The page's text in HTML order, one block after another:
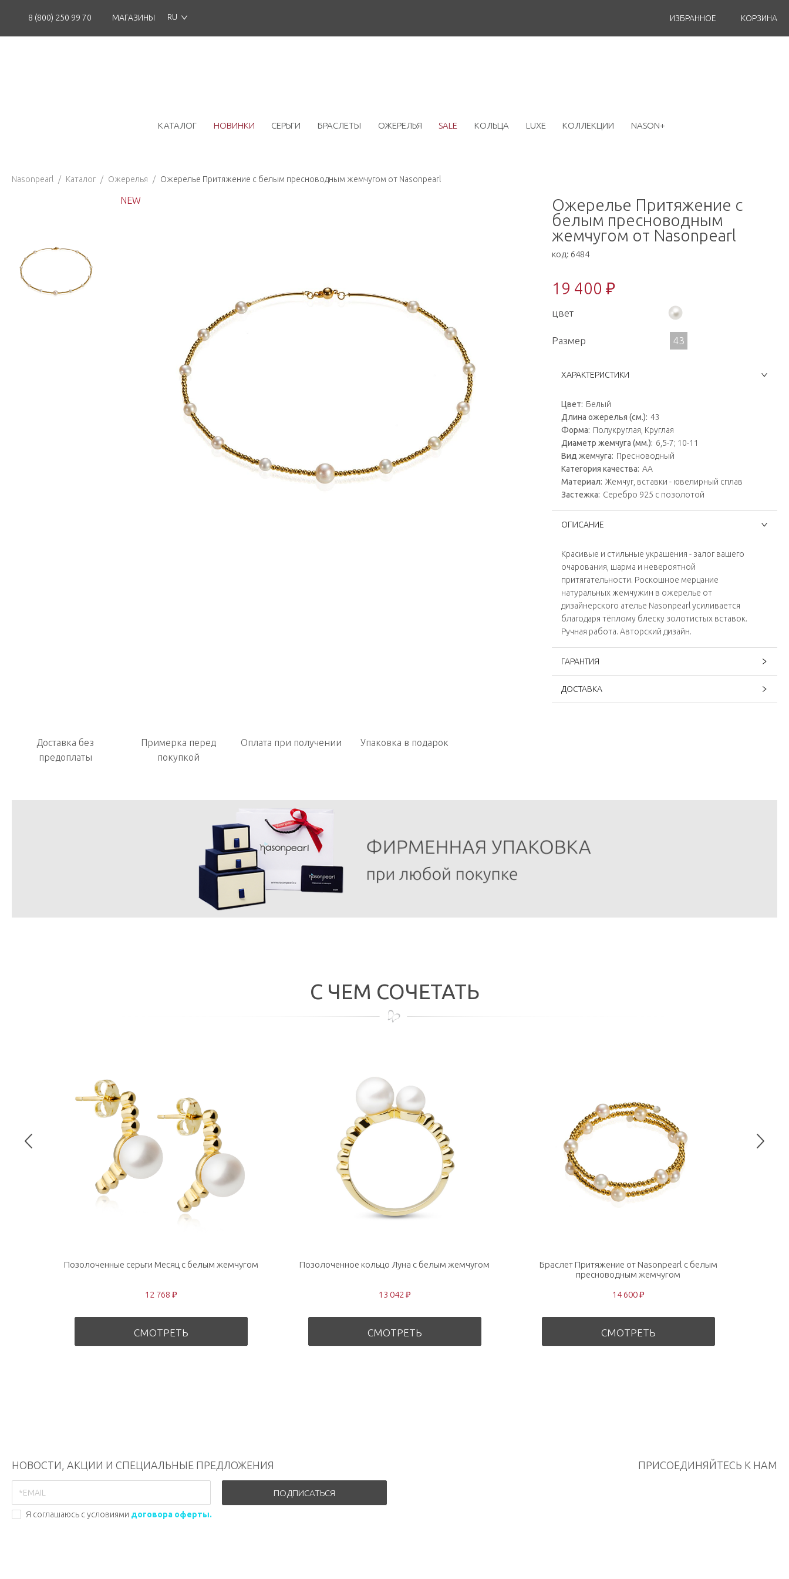
8 (800) 250 99 70 МАГАЗИНЫ RU ИЗБРАННОЕ КОРЗИНА
КАТАЛОГ НОВИНКИ СЕРЬГИ БРАСЛЕТЫ ОЖЕРЕЛЬЯ SALE КОЛЬЦА LUXE КОЛЛЕКЦИИ NASON+
Nasonpearl / Каталог / Ожерелья / Ожерелье Притяжение с белым пресноводным жемчугом от Nasonpearl
NEW
Ожерелье Притяжение с
белым пресноводным
жемчугом от Nasonpearl
код: 6484
19 400 ₽
цвет
Размер 43
ХАРАКТЕРИСТИКИ
Цвет: Белый
Длина ожерелья (см.): 43
Форма: Полукруглая, Круглая
Диаметр жемчуга (мм.): 6,5-7; 10-11
Вид жемчуга: Пресноводный
Категория качества: АА
Материал: Жемчуг, вставки - ювелирный сплав
Застежка: Серебро 925 с позолотой
ОПИСАНИЕ
Красивые и стильные украшения - залог вашего
очарования, шарма и невероятной
притягательности. Роскошное мерцание
натуральных жемчужин в ожерелье от
дизайнерского ателье Nasonpearl усиливается
благодаря тёплому блеску золотистых вставок.
Ручная работа. Авторский дизайн.
ГАРАНТИЯ
ДОСТАВКА
Доставка без
предоплаты
Примерка перед
покупкой
Оплата при получении Упаковка в подарок
С ЧЕМ СОЧЕТАТЬ
Позолоченные серьги Месяц с белым жемчугом
12 768 ₽
СМОТРЕТЬ
Позолоченное кольцо Луна с белым жемчугом
13 042 ₽
СМОТРЕТЬ
Браслет Притяжение от Nasonpearl с белым
пресноводным жемчугом
14 600 ₽
СМОТРЕТЬ
НОВОСТИ, АКЦИИ И СПЕЦИАЛЬНЫЕ ПРЕДЛОЖЕНИЯ
ПОДПИСАТЬСЯ
Я соглашаюсь с условиями договора оферты.
ПРИСОЕДИНЯЙТЕСЬ К НАМ